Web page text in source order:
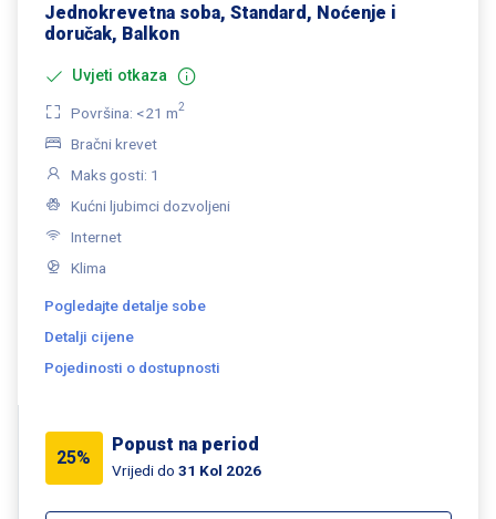
Jednokrevetna soba, Standard, Noćenje i
doručak, Balkon
Uvjeti otkaza
Površina: <21 m2
Bračni krevet
Maks gosti: 1
Kućni ljubimci dozvoljeni
Internet
Klima
Pogledajte detalje sobe
Detalji cijene
Pojedinosti o dostupnosti
25%
Popust na period
Vrijedi do 31 Kol 2026